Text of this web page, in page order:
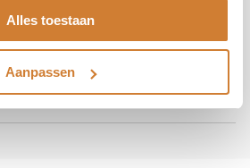
Alles toestaan
Aanpassen
EXCLUSIEF LIJST (Without a frame)